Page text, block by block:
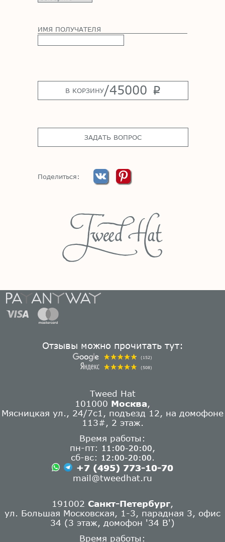
ИМЯ ПОЛУЧАТЕЛЯ
В КОРЗИНУ/45000 p
ЗАДАТЬ ВОПРОС
Поделиться:
Отзывы можно прочитать тут:
(152)
(508)
Tweed Hat
101000 Москва
Мясницкая ул., 24/7с1, подъезд 12, на домофоне
113#, 2 этаж.
Время работы:
пн-пт:
11:00-20:00
сб-вс:
12:00-20:00
+7 (495) 773-10-70
mail@tweedhat.ru
191002 Санкт-Петербург
ул. Большая Московская, 1-3, парадная 3, офис
34 (3 этаж, домофон '34 В')
Время работы: